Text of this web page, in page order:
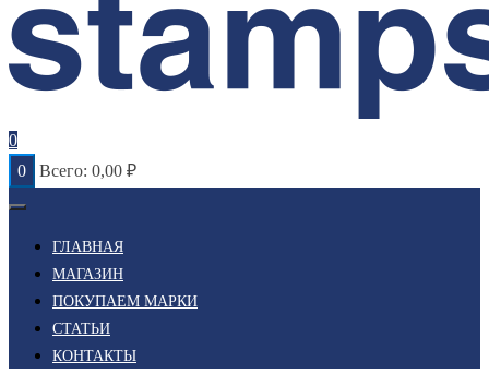
0
0
Всего: 0,00 ₽
ГЛАВНАЯ
МАГАЗИН
ПОКУПАЕМ МАРКИ
СТАТЬИ
КОНТАКТЫ